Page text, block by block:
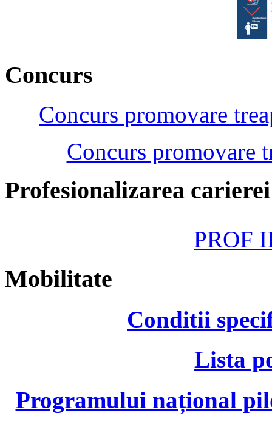
Concurs
Concurs promovare
Concurs promovare
Profesionalizarea
PROF
Mobilitate
Conditii
Lista
Programului național